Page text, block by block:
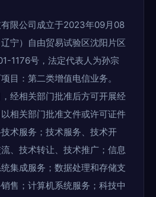
限公司成立于2023年09月08
宁）自由贸易试验区沈阳片区
1176号，法定代表人为孙宗
目：第二类增值电信业务。
，经相关部门批准后方可开展经
相关部门批准文件或许可证件
术服务；技术服务、技术开
、技术转让、技术推广；信息
集成服务；数据处理和存储支
售；计算机系统服务；科技中